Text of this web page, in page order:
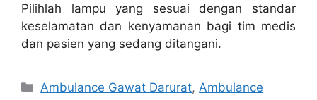
Pilihlah lampu yang sesuai dengan standar
keselamatan dan kenyamanan bagi tim medis
dan pasien yang sedang ditangani.
Kategori
Ambulance Gawat Darurat, Ambulance